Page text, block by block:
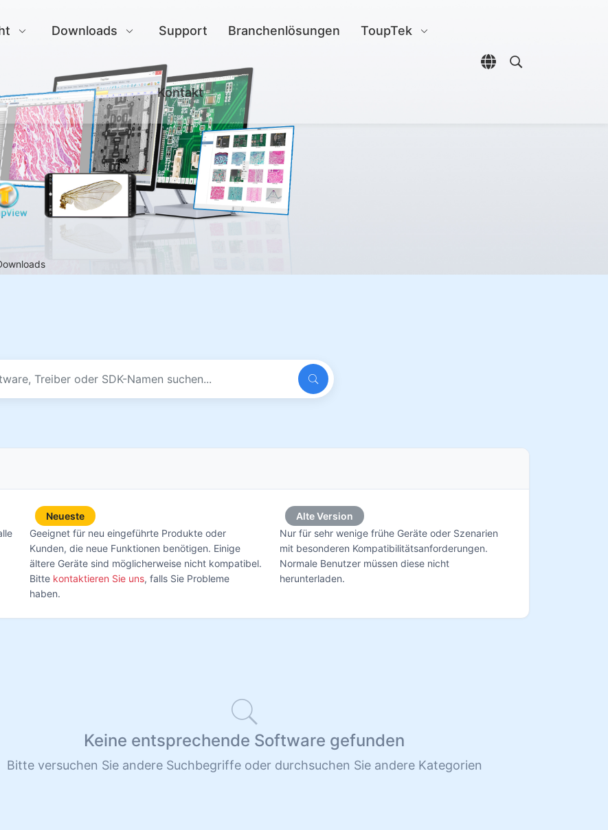
Downloads Support Branchenlösungen ToupTek
Kontakt
Sprachauswahl
Open search
Neueste
Geeignet für neu eingeführte Produkte oder
Kunden, die neue Funktionen benötigen. Einige
ältere Geräte sind möglicherweise nicht kompatibel.
Bitte kontaktieren Sie uns, falls Sie Probleme
haben.
Alte Version
Nur für sehr wenige frühe Geräte oder Szenarien
mit besonderen Kompatibilitätsanforderungen.
Normale Benutzer müssen diese nicht
herunterladen.
Keine entsprechende Software gefunden
Bitte versuchen Sie andere Suchbegriffe oder durchsuchen Sie andere Kategorien